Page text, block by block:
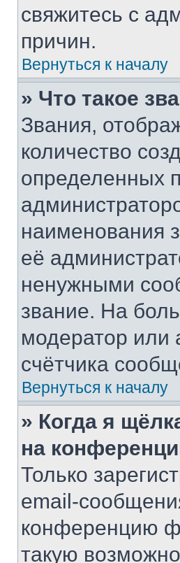
свяжитесь с
причин.
Вернуться к началу
» Что такое
Звания,
количество
определенных
наименования
её
ненужными
звание. На
модератор или
счётчика
Вернуться к началу
» Когда я
на
Только
email-
конференцию
такую